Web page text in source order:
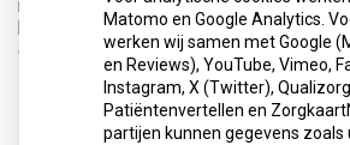
napoetsen. Begeleid uw kind bij het
het tien jaar oud is. Dit geldt zowel
gewone tandenborstels.
Matomo en Google Analytics.
werken wij samen met Google
en Reviews), YouTube, Vimeo,
Instagram, X (Twitter),
Patiëntenvertellen en
partijen kunnen gegevens zoals